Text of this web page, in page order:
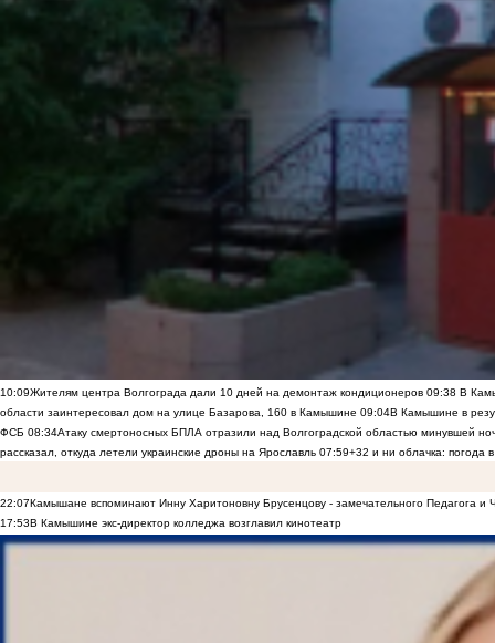
10:09Жителям центра Волгограда дали 10 дней на демонтаж кондиционеров 09:38 В
области заинтересовал дом на улице Базарова, 160 в Камышине 09:04В Камышине в
ФСБ 08:34Атаку смертоносных БПЛА отразили над Волгоградской областью минувшей
рассказал, откуда летели украинские дроны на Ярославль 07:59+32 и ни облачка: погода
22:07Камышане вспоминают Инну Харитоновну Брусенцову - замечательного Педагога и
17:53В Камышине экс-директор колледжа возглавил кинотеатр